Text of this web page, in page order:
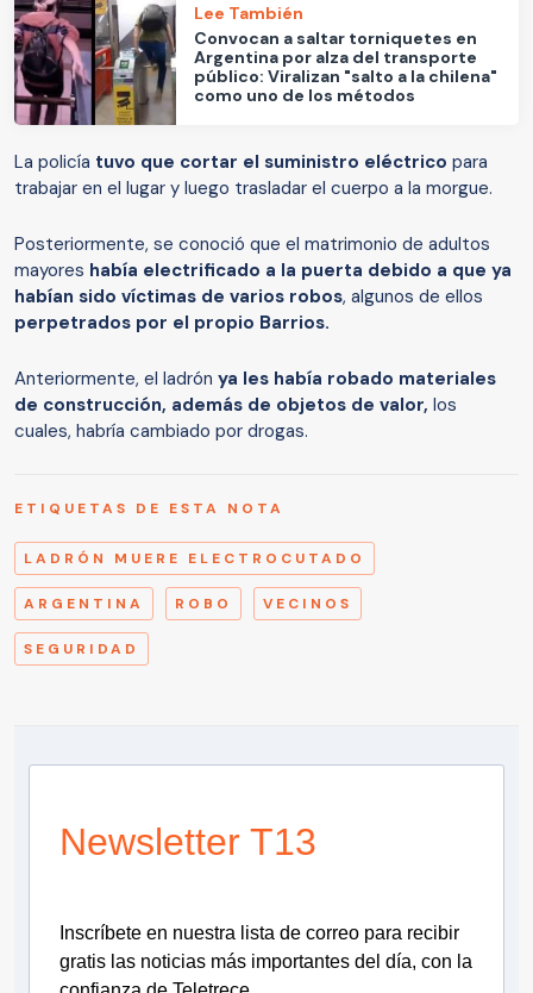
Lee También
Convocan a saltar torniquetes en
Argentina por alza del transporte
público: Viralizan "salto a la chilena"
como uno de los métodos
La policía tuvo que cortar el suministro eléctrico para
trabajar en el lugar y luego trasladar el cuerpo a la morgue.
Posteriormente, se conoció que el matrimonio de adultos
mayores había electrificado a la puerta debido a que ya
habían sido víctimas de varios robos, algunos de ellos
perpetrados por el propio Barrios.
Anteriormente, el ladrón ya les había robado materiales
de construcción, además de objetos de valor, los
cuales, habría cambiado por drogas.
ETIQUETAS DE ESTA NOTA
LADRÓN MUERE ELECTROCUTADO
ARGENTINA ROBO VECINOS
SEGURIDAD
Newsletter T13
Inscríbete en nuestra lista de correo para recibir
gratis las noticias más importantes del día, con la